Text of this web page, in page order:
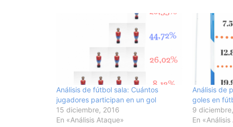
Análisis de fútbol sala: Cuántos
jugadores participan en un gol
15 diciembre, 2016
En «Análisis Ataque»
Análisis de
goles en
9
En